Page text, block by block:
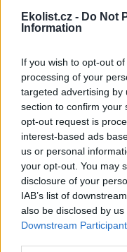
Ekolist.cz - Do Not
Information
If you wish to opt-out
processing of your
targeted advertising by
section to confirm your
opt-out request is
interest-based ads
us or personal
your opt-out. You may
disclosure of your
IAB’s list of
also be disclosed by
Downstream
Libereckém kraji, které
Dušana Milky k nim lidé
V pěti zemích
environmentální
5.8.2026 10:34 | BOGOTÁ (
miliard korun) při
proti environmentální
světa. Napsala to